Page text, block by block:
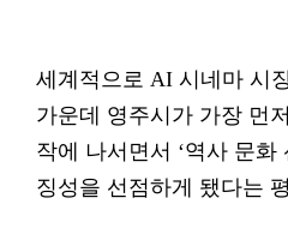
세계적으로 AI 시네마 시
가운데 영주시가 가장 먼
작에 나서면서 ‘역사 문화
징성을 선점하게 됐다는